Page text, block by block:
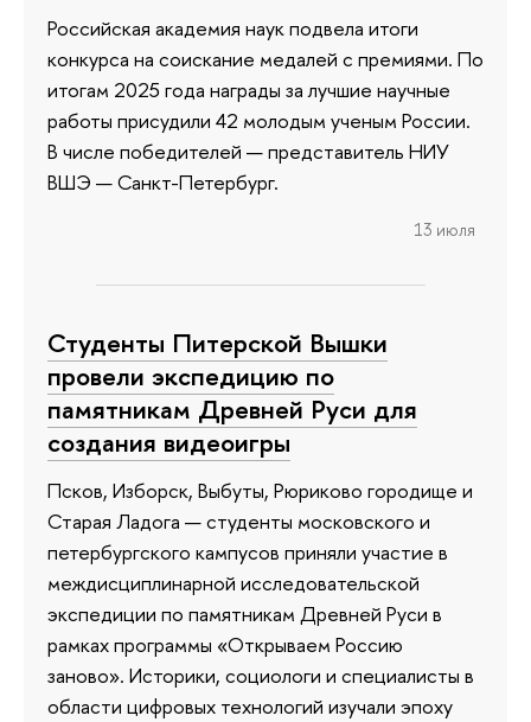
Российская академия наук подвела итоги
конкурса на соискание медалей с премиями. По
итогам 2025 года награды за лучшие научные
работы присудили 42 молодым ученым России.
В числе победителей — представитель НИУ
ВШЭ — Санкт-Петербург.
13 июля
Студенты Питерской Вышки
провели экспедицию по
памятникам Древней Руси для
создания видеоигры
Псков, Изборск, Выбуты, Рюриково городище и
Старая Ладога — студенты московского и
петербургского кампусов приняли участие в
междисциплинарной исследовательской
экспедиции по памятникам Древней Руси в
рамках программы «Открываем Россию
заново». Историки, социологи и специалисты в
области цифровых технологий изучали эпоху